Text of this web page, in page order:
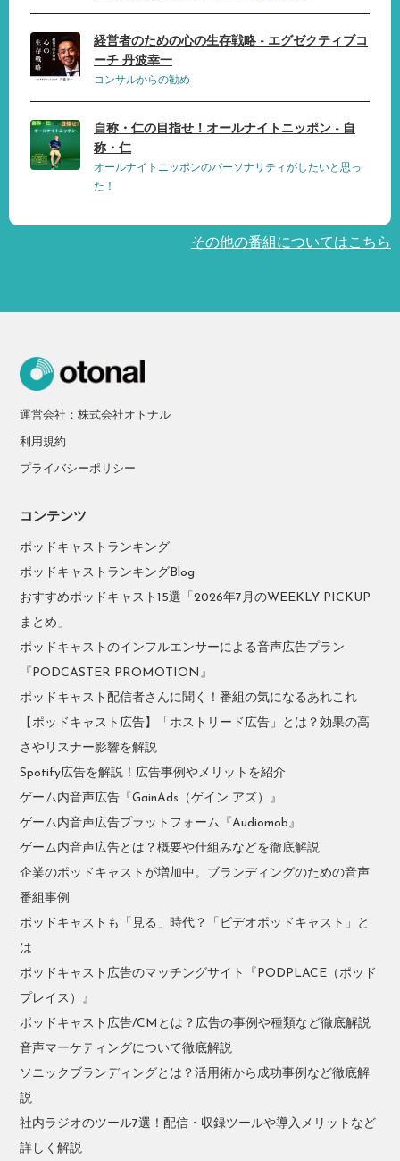
経営者のための心の生存戦略 - エグゼクティブコ
ーチ 丹波幸一
コンサルからの勧め
自称・仁の目指せ！オールナイトニッポン - 自
称・仁
オールナイトニッポンのパーソナリティがしたいと思っ
た！
その他の番組についてはこちら
運営会社：株式会社オトナル
利用規約
プライバシーポリシー
コンテンツ
ポッドキャストランキング
ポッドキャストランキングBlog
おすすめポッドキャスト15選「2026年7月のWEEKLY PICKUP
まとめ」
ポッドキャストのインフルエンサーによる音声広告プラン
『PODCASTER PROMOTION』
ポッドキャスト配信者さんに聞く！番組の気になるあれこれ
【ポッドキャスト広告】「ホストリード広告」とは？効果の高
さやリスナー影響を解説
Spotify広告を解説！広告事例やメリットを紹介
ゲーム内音声広告『GainAds（ゲイン アズ）』
ゲーム内音声広告プラットフォーム『Audiomob』
ゲーム内音声広告とは？概要や仕組みなどを徹底解説
企業のポッドキャストが増加中。ブランディングのための音声
番組事例
ポッドキャストも「見る」時代？「ビデオポッドキャスト」と
は
ポッドキャスト広告のマッチングサイト『PODPLACE（ポッド
プレイス）』
ポッドキャスト広告/CMとは？広告の事例や種類など徹底解説
音声マーケティングについて徹底解説
ソニックブランディングとは？活用術から成功事例など徹底解
説
社内ラジオのツール7選！配信・収録ツールや導入メリットなど
詳しく解説